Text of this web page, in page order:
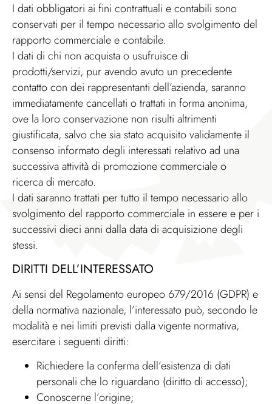
I dati obbligatori ai fini contrattuali e contabili sono
conservati per il tempo necessario allo svolgimento del
rapporto commerciale e contabile.
I dati di chi non acquista o usufruisce di
prodotti/servizi, pur avendo avuto un precedente
contatto con dei rappresentanti dell’azienda, saranno
immediatamente cancellati o trattati in forma anonima,
ove la loro conservazione non risulti altrimenti
giustificata, salvo che sia stato acquisito validamente il
consenso informato degli interessati relativo ad una
successiva attività di promozione commerciale o
ricerca di mercato.
I dati saranno trattati per tutto il tempo necessario allo
svolgimento del rapporto commerciale in essere e per i
successivi dieci anni dalla data di acquisizione degli
stessi.
DIRITTI DELL’INTERESSATO
Ai sensi del Regolamento europeo 679/2016 (GDPR) e
della normativa nazionale, l’interessato può, secondo le
modalità e nei limiti previsti dalla vigente normativa,
esercitare i seguenti diritti:
Richiedere la conferma dell’esistenza di dati
personali che lo riguardano (diritto di accesso);
Conoscerne l’origine;